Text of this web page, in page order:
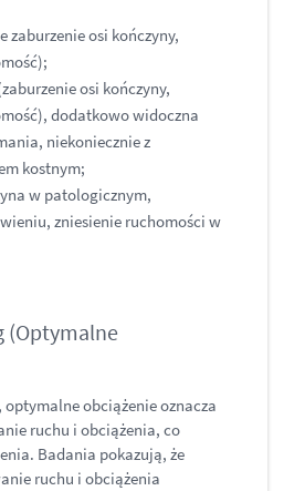
zaburzenie osi kończyny,
osi kończyny,
dodatkowo widoczna
niekoniecznie z
kostnym;
w patologicznym,
zniesienie ruchomości w
(Optymalne
optymalne obciążenie oznacza
ruchu i obciążenia, co
Badania pokazują, że
ruchu i obciążenia